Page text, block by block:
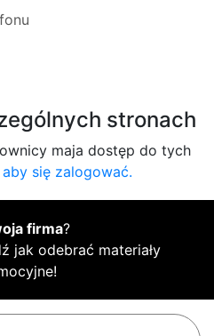
stronach
maja dostęp do tych
aby się zalogować.
firma?
jak odebrać materiały